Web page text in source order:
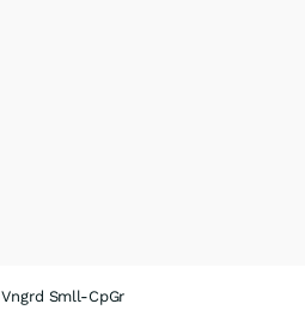
Vngrd Smll-CpGr